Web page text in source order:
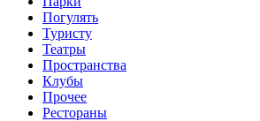
Погулять
Туристу
Театры
Пространства
Клубы
Прочее
Рестораны